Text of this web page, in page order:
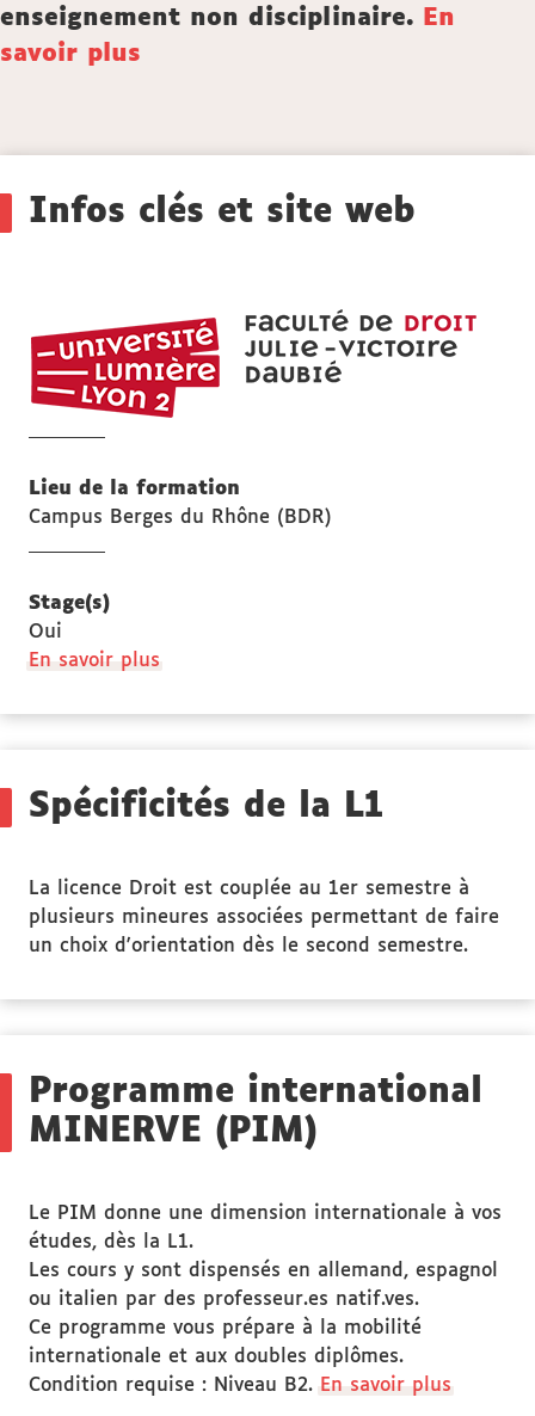
enseignement non disciplinaire.
En
savoir plus
Infos clés et site web
UFR
Lieu de la formation
Campus Berges du Rhône (BDR)
Stage(s)
Oui
En savoir plus
des
Spécificités de la L1
La licence Droit est couplée au 1er semestre à
plusieurs mineures associées permettant de faire
un choix d'orientation dès le second semestre.
Programme international
MINERVE (PIM)
Le PIM donne une dimension internationale à vos
études, dès la L1.
Les cours y sont dispensés en allemand, espagnol
ou italien par des professeur.es natif.ves.
Ce programme vous prépare à la mobilité
internationale et aux doubles diplômes.
Condition requise : Niveau B2. En savoir plus